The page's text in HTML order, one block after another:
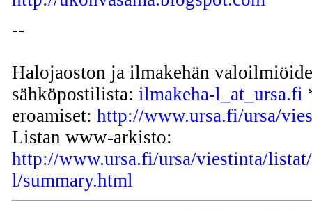
--
Halojaoston ja ilmakehän
sähköpostilista: ilmakeha-l_at_ursa.fi
eroamiset: http://www.ursa.fi/ursa/
Listan www-arkisto:
http://www.ursa.fi/ursa/viestinta/
l/summary.html